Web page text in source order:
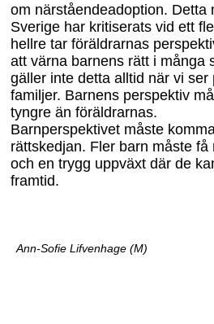
om närståendeadoption. Detta
Sverige har kritiserats vid ett
hellre tar föräldrarnas
att värna barnens rätt i många
gäller inte detta alltid när vi
familjer. Barnens perspektiv
tyngre än föräldrarnas.
Barnperspektivet måste
rättskedjan. Fler barn måste
och en trygg uppväxt där de
framtid.
Ann-Sofie Lifvenhage (M)